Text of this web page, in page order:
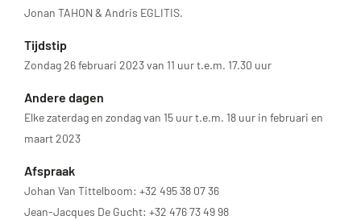
Jonan TAHON & Andris EGLITIS.
Tijdstip
Zondag 26 februari 2023 van 11 uur t.e.m. 17.30 uur
Andere dagen
Elke zaterdag en zondag van 15 uur t.e.m. 18 uur in februari en
maart 2023
Afspraak
Johan Van Tittelboom: +32 495 38 07 36
Jean-Jacques De Gucht: +32 476 73 49 98